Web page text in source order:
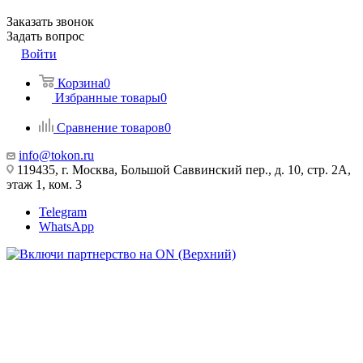
Заказать звонок
Задать вопрос
Войти
Корзина0
Избранные товары0
Сравнение товаров0
info@tokon.ru
119435, г. Москва, Большой Саввинский пер., д. 10, стр. 2А,
этаж 1, ком. 3
Telegram
WhatsApp